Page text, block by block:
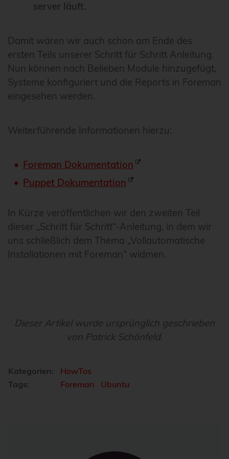
server läuft.
Damit wären wir auch schon am Ende des
ersten Teils unserer Schritt für Schritt Anleitung.
Nun können nach Belieben Module hinzugefügt,
Systeme konfiguriert und die Reports in Foreman
eingesehen werden.
Weiterführende Informationen hierzu:
Foreman Dokumentation
Puppet Dokumentation
In Kürze veröffentlichen wir den zweiten Teil
dieser „Schritt für Schritt“-Anleitung, in dem wir
uns schließlich dem Thema „Vollautomatische
Installationen mit Foreman“ widmen.
Dieser Artikel wurde ursprünglich geschrieben
von Patrick Schönfeld.
Kategorien:
HowTos
Tags:
Foreman Ubuntu